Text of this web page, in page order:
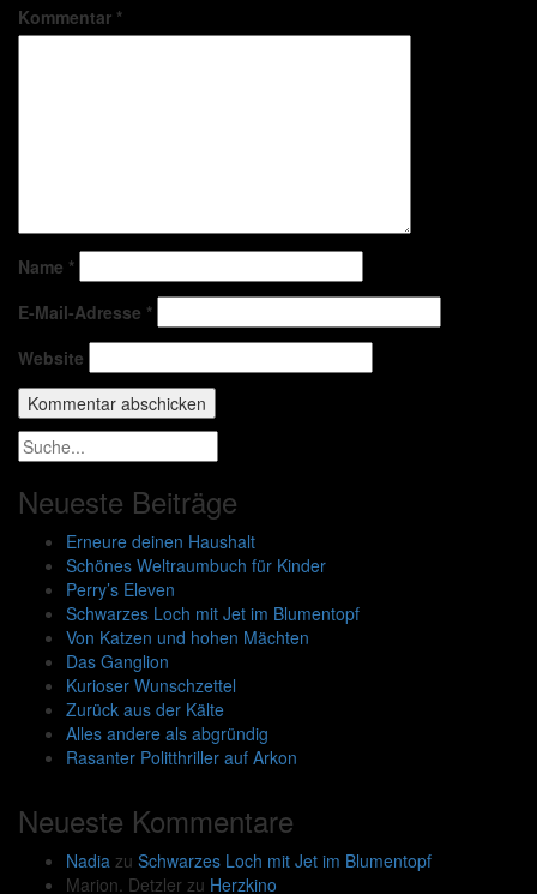
Kommentar *
Name *
E-Mail-Adresse *
Website
Neueste Beiträge
Erneure deinen Haushalt
Schönes Weltraumbuch für Kinder
Perry’s Eleven
Schwarzes Loch mit Jet im Blumentopf
Von Katzen und hohen Mächten
Das Ganglion
Kurioser Wunschzettel
Zurück aus der Kälte
Alles andere als abgründig
Rasanter Politthriller auf Arkon
Neueste Kommentare
Nadia zu Schwarzes Loch mit Jet im Blumentopf
Marion. Detzler zu Herzkino